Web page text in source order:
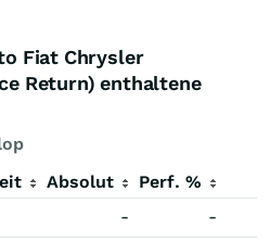
Fiat Chrysler
Return) enthaltene
Absolut
Perf. %
- -